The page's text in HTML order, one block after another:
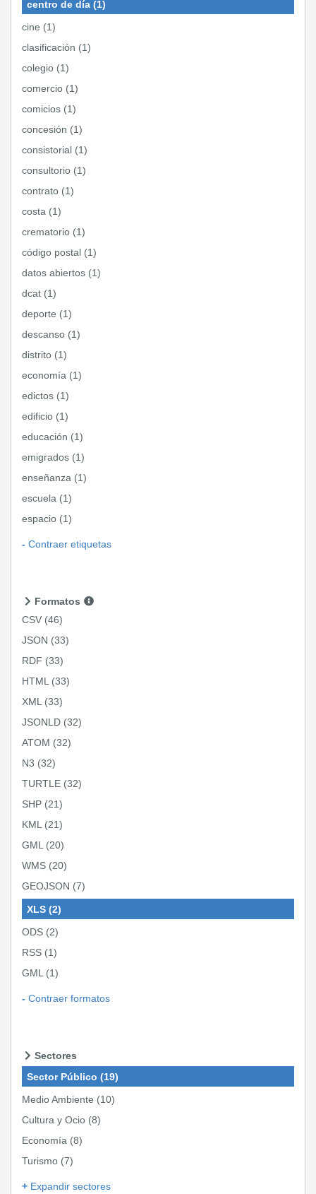
centro de día (1)
cine (1)
clasificación (1)
colegio (1)
comercio (1)
comicios (1)
concesión (1)
consistorial (1)
consultorio (1)
contrato (1)
costa (1)
crematorio (1)
código postal (1)
datos abiertos (1)
dcat (1)
deporte (1)
descanso (1)
distrito (1)
economía (1)
edictos (1)
edificio (1)
educación (1)
emigrados (1)
enseñanza (1)
escuela (1)
espacio (1)
Contraer etiquetas
Formatos
CSV (46)
JSON (33)
RDF (33)
HTML (33)
XML (33)
JSONLD (32)
ATOM (32)
N3 (32)
TURTLE (32)
SHP (21)
KML (21)
GML (20)
WMS (20)
GEOJSON (7)
XLS (2)
ODS (2)
RSS (1)
GML (1)
Contraer formatos
Sectores
Sector Público (19)
Medio Ambiente (10)
Cultura y Ocio (8)
Economía (8)
Turismo (7)
Expandir sectores